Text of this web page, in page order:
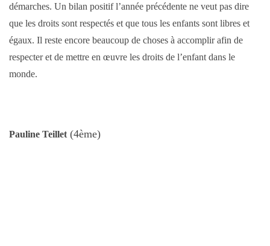
démarches. Un bilan positif l’année précédente ne veut pas dire
que les droits sont respectés et que tous les enfants sont libres et
égaux. Il reste encore beaucoup de choses à accomplir afin de
respecter et de mettre en œuvre les droits de l’enfant dans le
monde.
Pauline Teillet (4ème)